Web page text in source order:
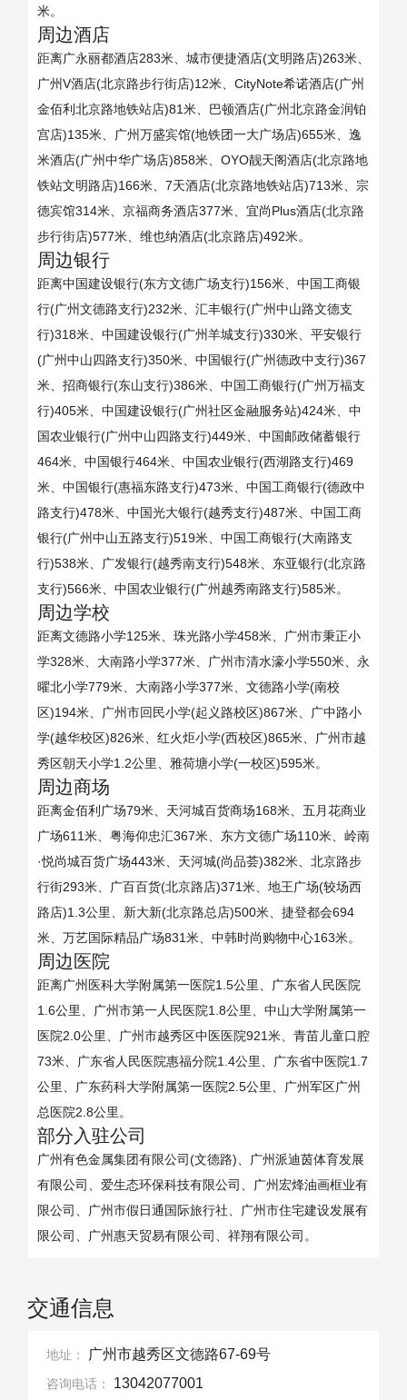
米。
周边酒店
距离广永丽都酒店283米、城市便捷酒店(文明路店)263米、
广州V酒店(北京路步行街店)12米、CityNote希诺酒店(广州
金佰利北京路地铁站店)81米、巴顿酒店(广州北京路金润铂
宫店)135米、广州万盛宾馆(地铁团一大广场店)655米、逸
米酒店(广州中华广场店)858米、OYO靓天阁酒店(北京路地
铁站文明路店)166米、7天酒店(北京路地铁站店)713米、宗
德宾馆314米、京福商务酒店377米、宜尚Plus酒店(北京路
步行街店)577米、维也纳酒店(北京路店)492米。
周边银行
距离中国建设银行(东方文德广场支行)156米、中国工商银
行(广州文德路支行)232米、汇丰银行(广州中山路文德支
行)318米、中国建设银行(广州羊城支行)330米、平安银行
(广州中山四路支行)350米、中国银行(广州德政中支行)367
米、招商银行(东山支行)386米、中国工商银行(广州万福支
行)405米、中国建设银行(广州社区金融服务站)424米、中
国农业银行(广州中山四路支行)449米、中国邮政储蓄银行
464米、中国银行464米、中国农业银行(西湖路支行)469
米、中国银行(惠福东路支行)473米、中国工商银行(德政中
路支行)478米、中国光大银行(越秀支行)487米、中国工商
银行(广州中山五路支行)519米、中国工商银行(大南路支
行)538米、广发银行(越秀南支行)548米、东亚银行(北京路
支行)566米、中国农业银行(广州越秀南路支行)585米。
周边学校
距离文德路小学125米、珠光路小学458米、广州市秉正小
学328米、大南路小学377米、广州市清水濠小学550米、永
曜北小学779米、大南路小学377米、文德路小学(南校
区)194米、广州市回民小学(起义路校区)867米、广中路小
学(越华校区)826米、红火炬小学(西校区)865米、广州市越
秀区朝天小学1.2公里、雅荷塘小学(一校区)595米。
周边商场
距离金佰利广场79米、天河城百货商场168米、五月花商业
广场611米、粤海仰忠汇367米、东方文德广场110米、岭南
·悦尚城百货广场443米、天河城(尚品荟)382米、北京路步
行街293米、广百百货(北京路店)371米、地王广场(较场西
路店)1.3公里、新大新(北京路总店)500米、捷登都会694
米、万艺国际精品广场831米、中韩时尚购物中心163米。
周边医院
距离广州医科大学附属第一医院1.5公里、广东省人民医院
1.6公里、广州市第一人民医院1.8公里、中山大学附属第一
医院2.0公里、广州市越秀区中医医院921米、青苗儿童口腔
73米、广东省人民医院惠福分院1.4公里、广东省中医院1.7
公里、广东药科大学附属第一医院2.5公里、广州军区广州
总医院2.8公里。
部分入驻公司
广州有色金属集团有限公司(文德路)、广州派迪茵体育发展
有限公司、爱生态环保科技有限公司、广州宏烽油画框业有
限公司、广州市假日通国际旅行社、广州市住宅建设发展有
限公司、广州惠天贸易有限公司、祥翔有限公司。
交通信息
地址： 广州市越秀区文德路67-69号
咨询电话： 13042077001